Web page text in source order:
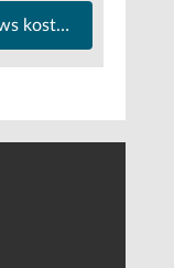
kostenfrei